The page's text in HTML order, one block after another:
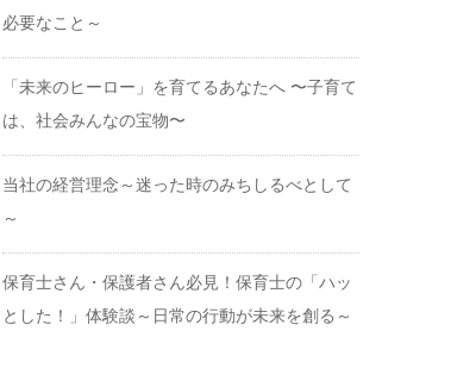
必要なこと～
「未来のヒーロー」を育てるあなたへ 〜子育て
は、社会みんなの宝物〜
当社の経営理念～迷った時のみちしるべとして
～
保育士さん・保護者さん必見！保育士の「ハッ
とした！」体験談～日常の行動が未来を創る～